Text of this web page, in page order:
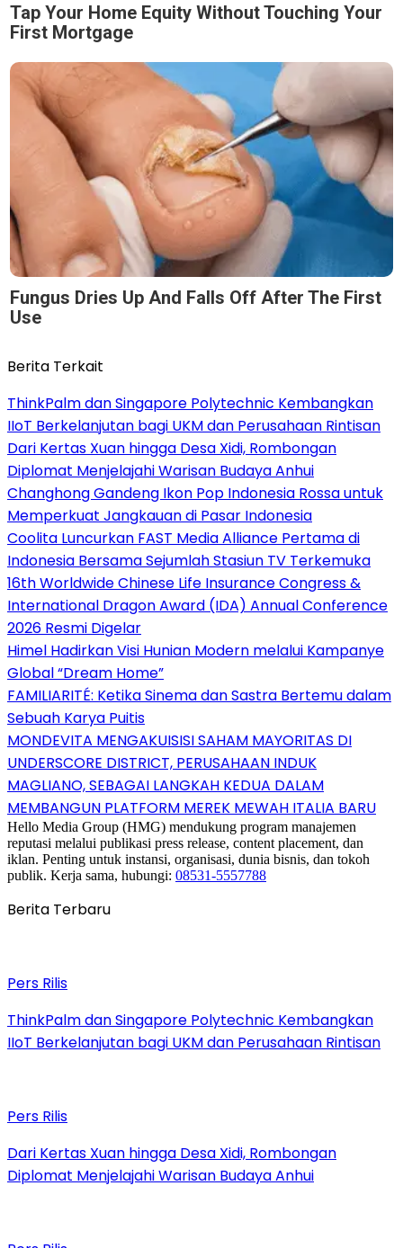
Tap Your Home Equity Without Touching Your
First Mortgage
Fungus Dries Up And Falls Off After The First
Use
Berita Terkait
ThinkPalm dan Singapore Polytechnic Kembangkan
IIoT Berkelanjutan bagi UKM dan Perusahaan Rintisan
Dari Kertas Xuan hingga Desa Xidi, Rombongan
Diplomat Menjelajahi Warisan Budaya Anhui
Changhong Gandeng Ikon Pop Indonesia Rossa untuk
Memperkuat Jangkauan di Pasar Indonesia
Coolita Luncurkan FAST Media Alliance Pertama di
Indonesia Bersama Sejumlah Stasiun TV Terkemuka
16th Worldwide Chinese Life Insurance Congress &
International Dragon Award (IDA) Annual Conference
2026 Resmi Digelar
Himel Hadirkan Visi Hunian Modern melalui Kampanye
Global “Dream Home”
FAMILIARITÉ: Ketika Sinema dan Sastra Bertemu dalam
Sebuah Karya Puitis
MONDEVITA MENGAKUISISI SAHAM MAYORITAS DI
UNDERSCORE DISTRICT, PERUSAHAAN INDUK
MAGLIANO, SEBAGAI LANGKAH KEDUA DALAM
MEMBANGUN PLATFORM MEREK MEWAH ITALIA BARU
Hello Media Group (HMG) mendukung program manajemen
reputasi melalui publikasi press release, content placement, dan
iklan. Penting untuk instansi, organisasi, dunia bisnis, dan tokoh
publik. Kerja sama, hubungi: 08531-5557788
Berita Terbaru
Pers Rilis
ThinkPalm dan Singapore Polytechnic Kembangkan
IIoT Berkelanjutan bagi UKM dan Perusahaan Rintisan
Pers Rilis
Dari Kertas Xuan hingga Desa Xidi, Rombongan
Diplomat Menjelajahi Warisan Budaya Anhui